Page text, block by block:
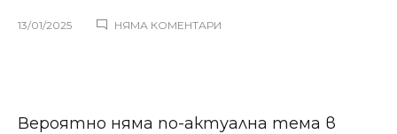
13/01/2025 НЯМА КОМЕНТАРИ
ВРЕДНА?
Вероятно няма по-актуална тема в